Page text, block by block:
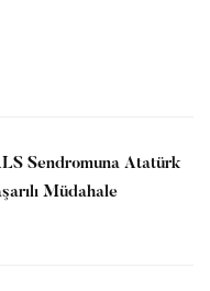
Sendromuna Atatürk
Müdahale